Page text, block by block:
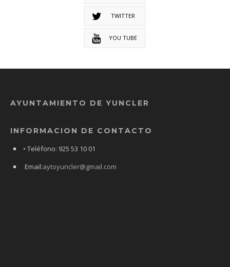
TWITTER
YOU TUBE
AYUNTAMIENTO DE YUNCLER
INFORMACION DE CONTACTO
• Teléfono: 925 53 10 01
Email:aytoyuncler@gmail.com